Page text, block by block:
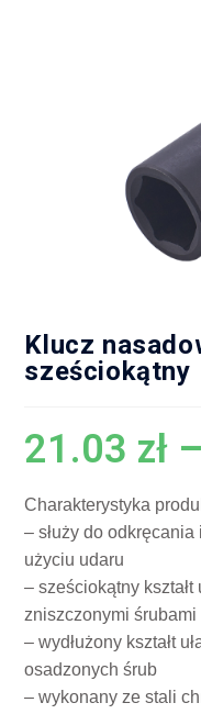
Klucz
sześciokątny
21.03 zł –
Charakterystyka
– służy do
użyciu udaru
– sześciokątny
zniszczonymi śrubami
– wydłużony kształt
osadzonych śrub
– wykonany ze stali